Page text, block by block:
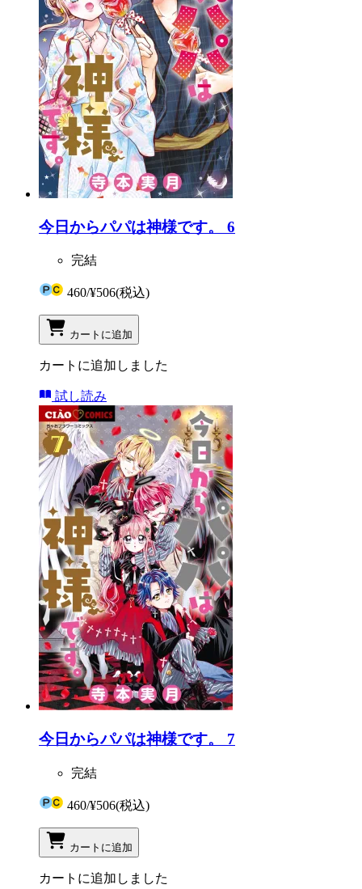
今日からパパは神様です。 6
完結
460/¥506(税込)
カートに追加
カートに追加しました
試し読み
今日からパパは神様です。 7
完結
460/¥506(税込)
カートに追加
カートに追加しました